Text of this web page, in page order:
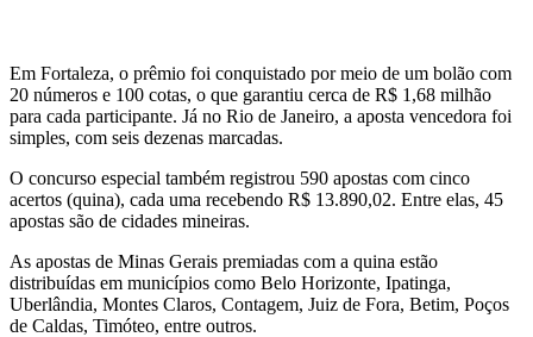
Em Fortaleza, o prêmio foi conquistado por meio de um bolão com
20 números e 100 cotas, o que garantiu cerca de R$ 1,68 milhão
para cada participante. Já no Rio de Janeiro, a aposta vencedora foi
simples, com seis dezenas marcadas.
O concurso especial também registrou 590 apostas com cinco
acertos (quina), cada uma recebendo R$ 13.890,02. Entre elas, 45
apostas são de cidades mineiras.
As apostas de Minas Gerais premiadas com a quina estão
distribuídas em municípios como Belo Horizonte, Ipatinga,
Uberlândia, Montes Claros, Contagem, Juiz de Fora, Betim, Poços
de Caldas, Timóteo, entre outros.